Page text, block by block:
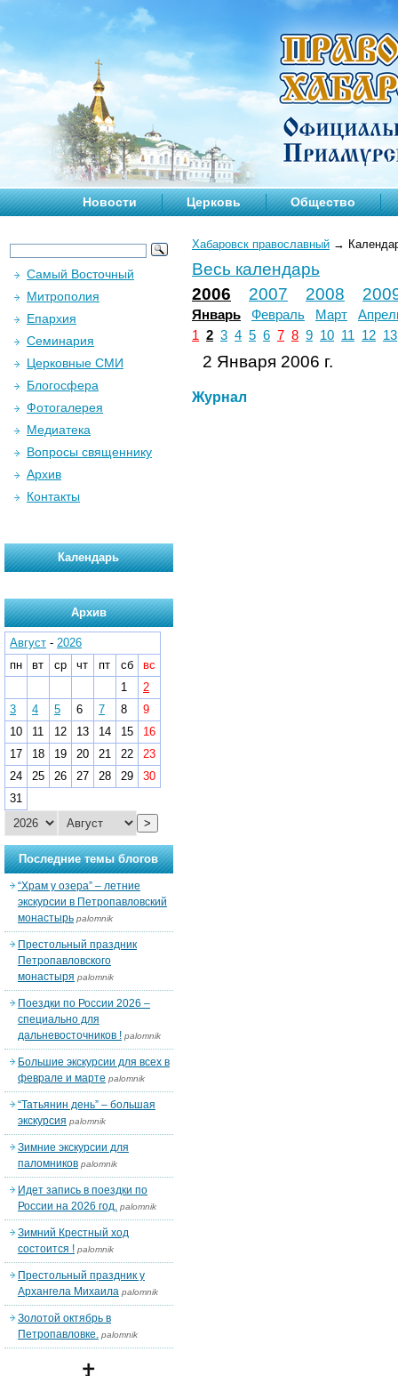
Новости Церковь Общество
Хабаровск православный →
Весь календарь
2006
2007 2008
Январь Февраль Март
1 2 3 4 5 6 7 8 9 10 11 12 13
2 Января 2006 г.
Журнал
Самый Восточный
Митрополия
Епархия
Семинария
Церковные СМИ
Блогосфера
Фотогалерея
Медиатека
Вопросы священнику
Архив
Контакты
Календарь
Архив
Август - 2026
пн
вт ср чт пт сб
вс
1
2
3
4 5 6 7 8
9
10
11 12 13 14 15
16
17
18 19 20 21 22
23
24
25 26 27 28 29
30
31
>
Последние темы блогов
“Храм у озера” – летние
экскурсии в Петропавловский
монастырь palomnik
Престольный праздник
Петропавловского
монастыря palomnik
Поездки по России 2026 –
специально для
дальневосточников ! palomnik
Большие экскурсии для всех в
феврале и марте palomnik
“Татьянин день” – большая
экскурсия palomnik
Зимние экскурсии для
паломников palomnik
Идет запись в поездки по
России на 2026 год. palomnik
Зимний Крестный ход
состоится ! palomnik
Престольный праздник у
Архангела Михаила palomnik
Золотой октябрь в
Петропавловке. palomnik